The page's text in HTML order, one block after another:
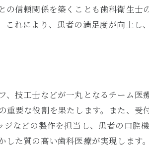
信頼関係を築くことも歯科衛生士
れにより、患者の満足度が向上し
技工士などが一丸となるチーム医
要な役割を果たします。また、受
などの製作を担当し、患者の口腔
た質の高い歯科医療が実現します